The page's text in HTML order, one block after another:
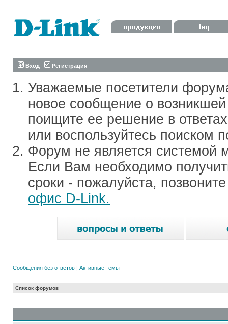
Вход Регистрация
Уважаемые посетители
новое сообщение о
поищите ее решение в
или воспользуйтесь поиском
Форум не является системой
Если Вам необходимо
сроки - пожалуйста,
офис D-Link.
Сообщения без ответов | Активные темы
Список форумов